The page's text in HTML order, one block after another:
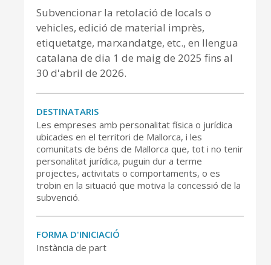
Subvencionar la retolació de locals o
vehicles, edició de material imprès,
etiquetatge, marxandatge, etc., en llengua
catalana de dia 1 de maig de 2025 fins al
30 d'abril de 2026.
DESTINATARIS
Les empreses amb personalitat física o jurídica
ubicades en el territori de Mallorca, i les
comunitats de béns de Mallorca que, tot i no tenir
personalitat jurídica, puguin dur a terme
projectes, activitats o comportaments, o es
trobin en la situació que motiva la concessió de la
subvenció.
FORMA D'INICIACIÓ
Instància de part